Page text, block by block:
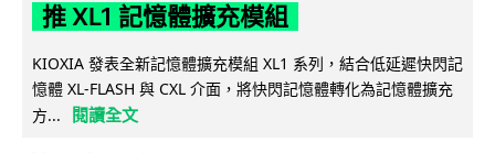
推 XL1 記憶體擴充模組
KIOXIA 發表全新記憶體擴充模組 XL1 系列，結合低延遲快閃記
憶體 XL-FLASH 與 CXL 介面，將快閃記憶體轉化為記憶體擴充
方...
閱讀全文